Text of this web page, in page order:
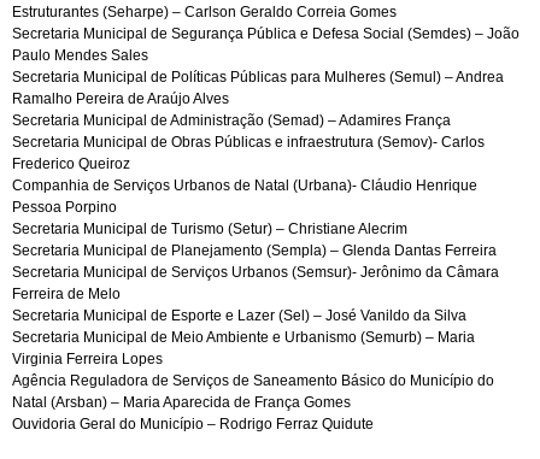
Estruturantes (Seharpe) – Carlson Geraldo Correia Gomes
Secretaria Municipal de Segurança Pública e Defesa Social (Semdes) – João
Paulo Mendes Sales
Secretaria Municipal de Políticas Públicas para Mulheres (Semul) – Andrea
Ramalho Pereira de Araújo Alves
Secretaria Municipal de Administração (Semad) – Adamires França
Secretaria Municipal de Obras Públicas e infraestrutura (Semov)- Carlos
Frederico Queiroz
Companhia de Serviços Urbanos de Natal (Urbana)- Cláudio Henrique
Pessoa Porpino
Secretaria Municipal de Turismo (Setur) – Christiane Alecrim
Secretaria Municipal de Planejamento (Sempla) – Glenda Dantas Ferreira
Secretaria Municipal de Serviços Urbanos (Semsur)- Jerônimo da Câmara
Ferreira de Melo
Secretaria Municipal de Esporte e Lazer (Sel) – José Vanildo da Silva
Secretaria Municipal de Meio Ambiente e Urbanismo (Semurb) – Maria
Virginia Ferreira Lopes
Agência Reguladora de Serviços de Saneamento Básico do Município do
Natal (Arsban) – Maria Aparecida de França Gomes
Ouvidoria Geral do Município – Rodrigo Ferraz Quidute